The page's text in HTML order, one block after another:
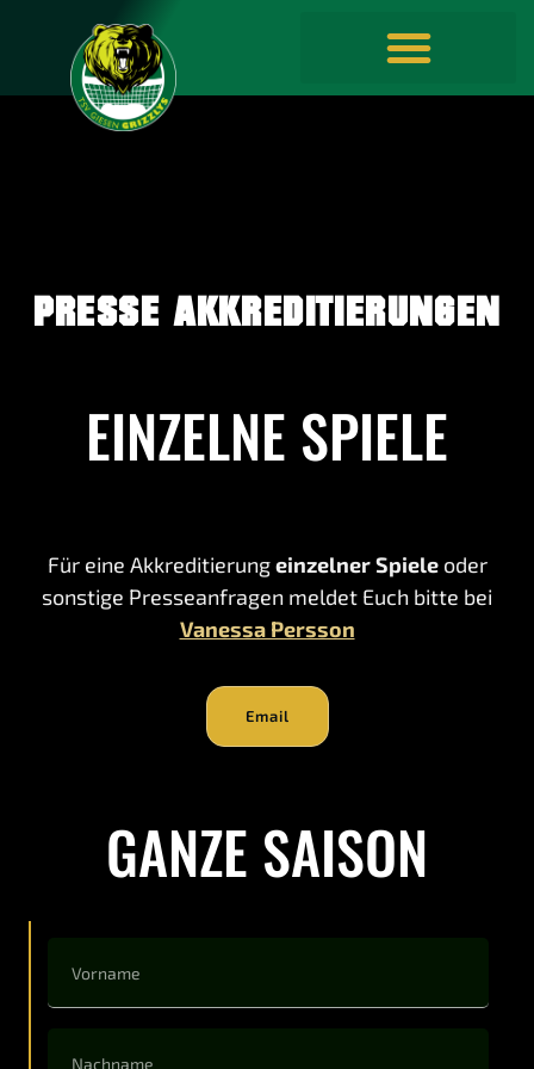
PRESSE AKKREDITIERUNGEN
EINZELNE SPIELE
Für eine Akkreditierungeinzelner Spieleoder
sonstige Presseanfragen meldet Euch bitte bei
Vanessa Persson
Email
GANZE SAISON